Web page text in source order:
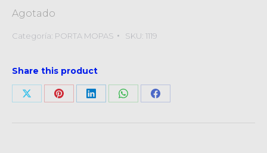
Agotado
Categoría: PORTA MOPAS SKU: 1119
Share this product
CompartirCompartirCompartirCompartirCompartir